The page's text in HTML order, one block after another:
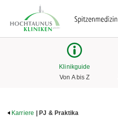
Klinikguide
Von A bis Z
Karriere | PJ & Praktika